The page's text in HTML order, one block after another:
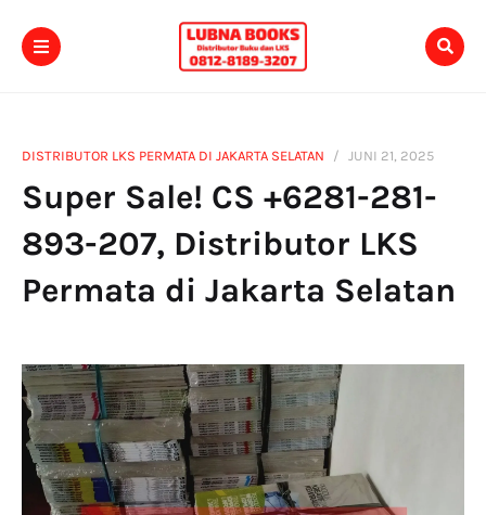
DISTRIBUTOR LKS PERMATA DI JAKARTA SELATAN JUNI 21, 2025
Super Sale! CS +6281-281-
893-207, Distributor LKS
Permata di Jakarta Selatan